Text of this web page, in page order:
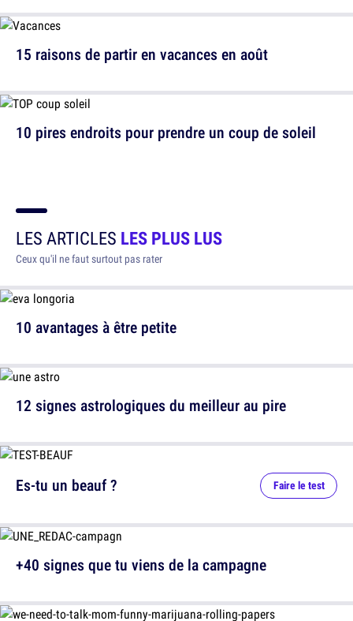
15 raisons de partir en vacances en août
10 pires endroits pour prendre un coup de soleil
LES ARTICLES LES PLUS LUS
Ceux qu'il ne faut surtout pas rater
10 avantages à être petite
12 signes astrologiques du meilleur au pire
Es-tu un beauf ? Faire le test
+40 signes que tu viens de la campagne